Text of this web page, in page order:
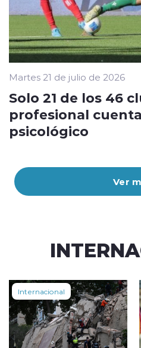
Ver
Martes 21 de julio de 2026
Solo 21 de los 46
profesional
psicológico
Internacional